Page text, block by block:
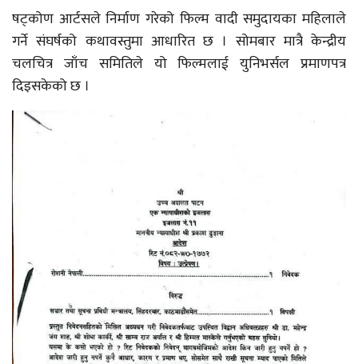
षट्कोण आर्टसले निर्माण गरेको फिल्म वादी समुदायका महिलाले
गर्ने संघर्षको कथावस्तुमा आधारित छ । सोमबार मात्रै केन्द्रीय
चलचित्र जाँच समितिले यो फिल्मलाई युनिभर्सल प्रमाणपत्र
दिइसकेको छ ।